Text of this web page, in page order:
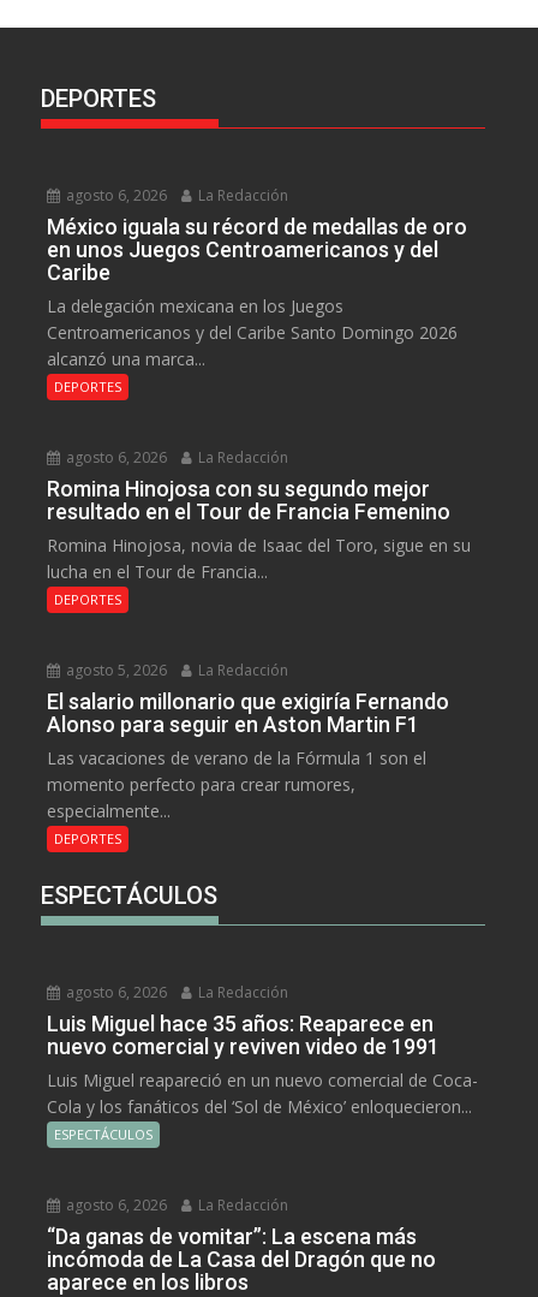
DEPORTES
agosto 6, 2026 La Redacción
México iguala su récord de medallas de oro
en unos Juegos Centroamericanos y del
Caribe
La delegación mexicana en los Juegos
Centroamericanos y del Caribe Santo Domingo 2026
alcanzó una marca...
DEPORTES
agosto 6, 2026 La Redacción
Romina Hinojosa con su segundo mejor
resultado en el Tour de Francia Femenino
Romina Hinojosa, novia de Isaac del Toro, sigue en su
lucha en el Tour de Francia...
DEPORTES
agosto 5, 2026 La Redacción
El salario millonario que exigiría Fernando
Alonso para seguir en Aston Martin F1
Las vacaciones de verano de la Fórmula 1 son el
momento perfecto para crear rumores,
especialmente...
DEPORTES
ESPECTÁCULOS
agosto 6, 2026 La Redacción
Luis Miguel hace 35 años: Reaparece en
nuevo comercial y reviven video de 1991
Luis Miguel reapareció en un nuevo comercial de Coca-
Cola y los fanáticos del ‘Sol de México’ enloquecieron...
ESPECTÁCULOS
agosto 6, 2026 La Redacción
“Da ganas de vomitar”: La escena más
incómoda de La Casa del Dragón que no
aparece en los libros